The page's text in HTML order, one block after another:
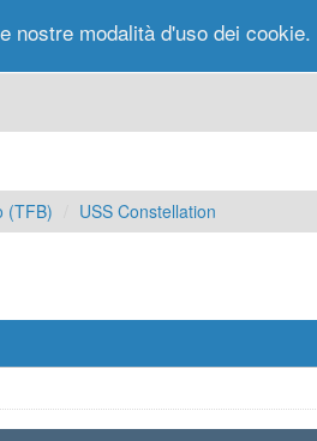
Messaggi di Oggi
(TFB) USS Constellation
nostre modalità d'uso dei cookie.